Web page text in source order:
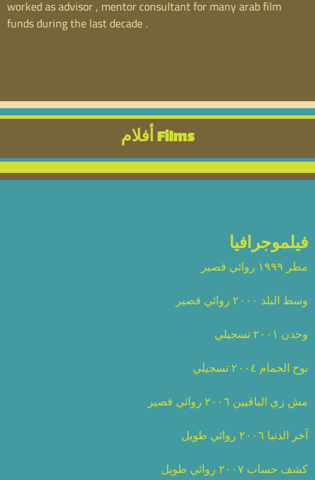
worked as advisor , mentor consultant for many arab film
funds during the last decade .
أفلام Films
فيلموجرافيا
مطر ١٩٩٩ روائي قصير
وسط البلد ٢٠٠٠ روائي قصير
وحدن ٢٠٠١ تسجيلي
نوح الحمام ٢٠٠٤ تسجيلي
مش زي الباقيين ٢٠٠٦ روائي قصير
آخر الدنيا ٢٠٠٦ روائي طويل
كشف حساب ٢٠٠٧ روائي طويل